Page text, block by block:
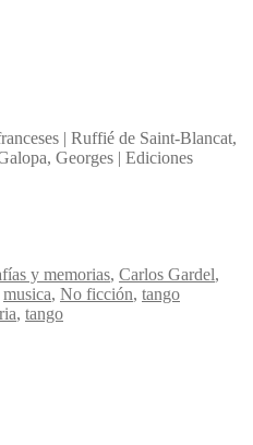
| Ruffié de Saint-Blancat,
Georges | Ediciones
y memorias, Carlos Gardel,
musica, No ficción, tango
, tango